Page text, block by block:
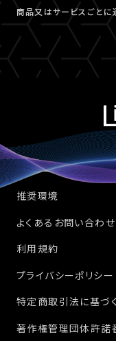
商品又はサービスごとに
推奨環境
よくあるお問い合わせ
利用規約
プライバシーポリシー
特定商取引法に基づ
著作権管理団体許諾